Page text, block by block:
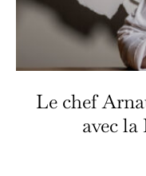
Le chef
avec